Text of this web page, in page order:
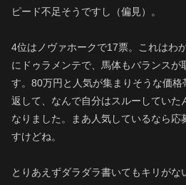
ピード不足そうですし（偏見）。
4位はノヴァホークで17票。これはわ
にドゥラメンテで、馬体もバランスが
す。80万円と人気が集まりそうな価
返して、なんで自分はスルーしていた
なりました。まあ人気しているなら応
すけどね。
とりあえずダラダラ書いてもキリがな